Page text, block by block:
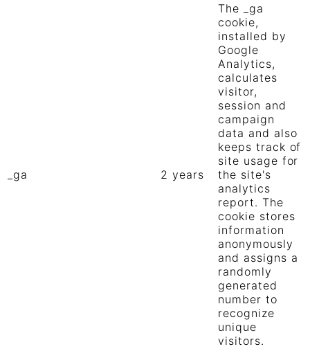
_ga 2 years
The _ga
cookie,
installed by
Google
Analytics,
calculates
visitor,
session and
campaign
data and also
keeps track of
site usage for
the site's
analytics
report. The
cookie stores
information
anonymously
and assigns a
randomly
generated
number to
recognize
unique
visitors.